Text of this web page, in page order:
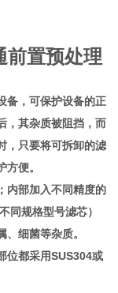
前置预处理
备，可保护设备的正
，其杂质被阻挡，而
，只要将可拆卸的滤
便。
内部加入不同精度的
同规格型号滤芯）
细菌等杂质。
位都采用SUS304或